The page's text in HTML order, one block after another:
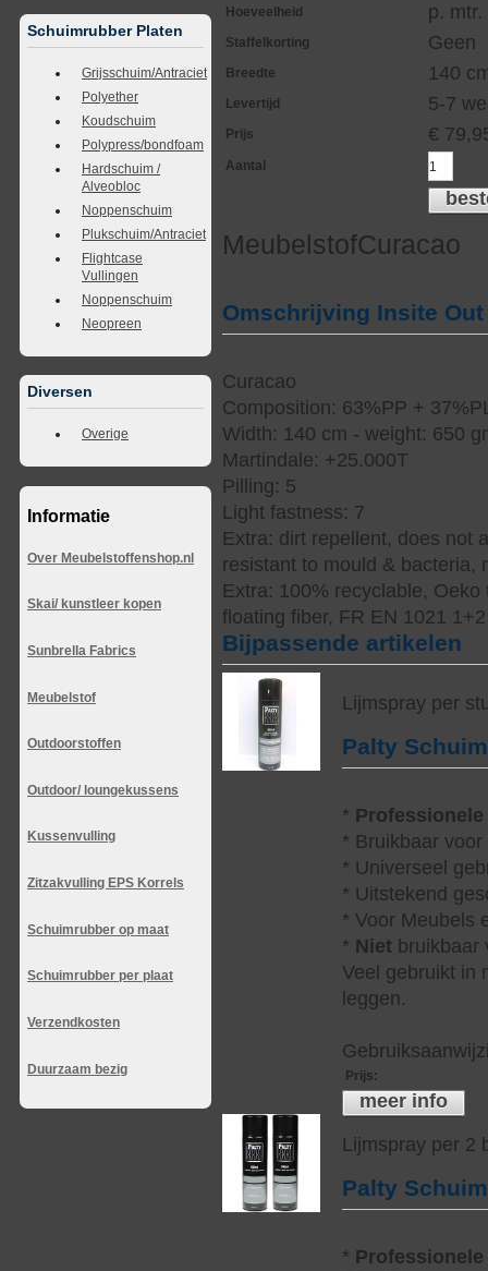
Schuimrubber Platen
Grijsschuim/Antraciet
Polyether
Koudschuim
Polypress/bondfoam
Hardschuim /
Alveobloc
Noppenschuim
Plukschuim/Antraciet
Flightcase
Vullingen
Noppenschuim
Neopreen
Diversen
Overige
Informatie
Over Meubelstoffenshop.nl
Skai/ kunstleer kopen
Sunbrella Fabrics
Meubelstof
Outdoorstoffen
Outdoor/ loungekussens
Kussenvulling
Zitzakvulling EPS Korrels
Schuimrubber op maat
Schuimrubber per plaat
Verzendkosten
Duurzaam bezig
Hoeveelheid p. mtr.
Staffelkorting Geen
Breedte 140
Levertijd 5-7
Prijs €
Aantal
MeubelstofCuracao
Omschrijving Insite Out
Curacao
Composition: 63%PP +
Width: 140 cm - weight: 650
Martindale: +25.000T
Pilling: 5
Light fastness: 7
Extra: dirt repellent, does not
resistant to mould & bacteria,
Extra: 100% recyclable,
floating fiber, FR EN 1021 1+2
Bijpassende artikelen
Lijmspray per
Palty
* Professionele
* Bruikbaar
* Universeel
* Uitstekend
* Voor Meubels
* Niet bruikbaar
Veel gebruikt in
leggen.
Prijs:
meer info
Lijmspray per 2
Palty
* Professionele